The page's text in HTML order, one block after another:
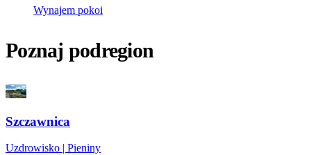
Wynajem pokoi
Poznaj podregion
Szczawnica
Uzdrowisko | Pieniny